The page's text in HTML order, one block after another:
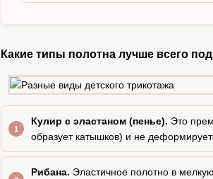
Какие типы полотна лучше всего
Кулир с эластаном (пенье). Это
образует катышков) и не
Рибана. Эластичное полотно в